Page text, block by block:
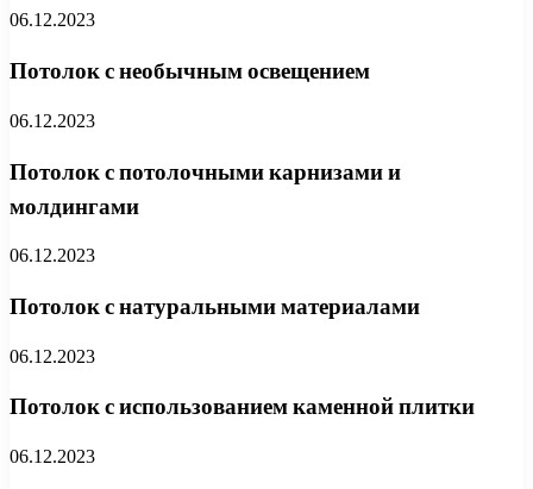
06.12.2023
Потолок с необычным освещением
06.12.2023
Потолок с потолочными карнизами и
молдингами
06.12.2023
Потолок с натуральными материалами
06.12.2023
Потолок с использованием каменной плитки
06.12.2023